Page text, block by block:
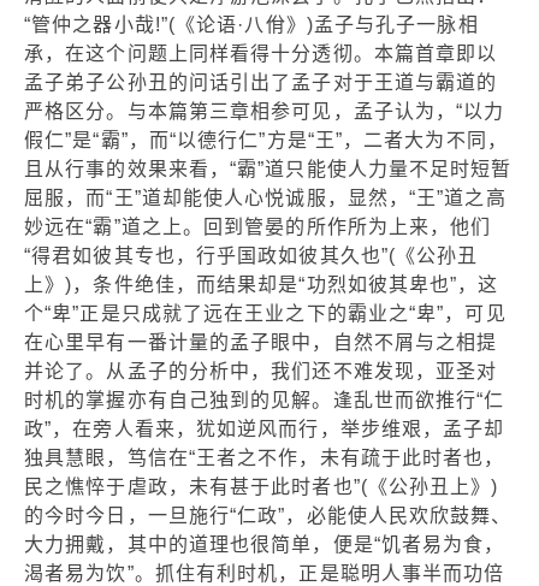
“管仲之器小哉!”(《论语·八佾》)孟子与孔子一脉相
承，在这个问题上同样看得十分透彻。本篇首章即以
孟子弟子公孙丑的问话引出了孟子对于王道与霸道的
严格区分。与本篇第三章相参可见，孟子认为，“以力
假仁”是“霸”，而“以德行仁”方是“王”，二者大为不同，
且从行事的效果来看，“霸”道只能使人力量不足时短暂
屈服，而“王”道却能使人心悦诚服，显然，“王”道之高
妙远在“霸”道之上。回到管晏的所作所为上来，他们
“得君如彼其专也，行乎国政如彼其久也”(《公孙丑
上》)，条件绝佳，而结果却是“功烈如彼其卑也”，这
个“卑”正是只成就了远在王业之下的霸业之“卑”，可见
在心里早有一番计量的孟子眼中，自然不屑与之相提
并论了。从孟子的分析中，我们还不难发现，亚圣对
时机的掌握亦有自己独到的见解。逢乱世而欲推行“仁
政”，在旁人看来，犹如逆风而行，举步维艰，孟子却
独具慧眼，笃信在“王者之不作，未有疏于此时者也，
民之憔悴于虐政，未有甚于此时者也”(《公孙丑上》)
的今时今日，一旦施行“仁政”，必能使人民欢欣鼓舞、
大力拥戴，其中的道理也很简单，便是“饥者易为食，
渴者易为饮”。抓住有利时机，正是聪明人事半而功倍